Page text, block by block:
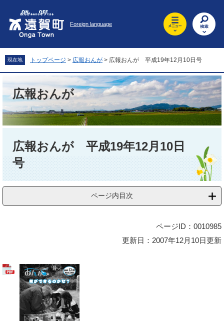
先
頭
を
飛
文
へ
Foreign language
現在地 トップページ > 広報おんが > 広報おんが 平成19年12月10日号
広報おんが
広報おんが 平成19年12月10日
号
ページ内目次
ページID：0010985
更新日：2007年12月10日更新